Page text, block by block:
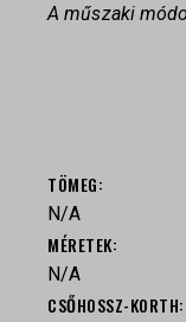
A műszaki
TÖMEG
N/A
MÉRETEK
N/A
CSŐHOSSZ-KORTH